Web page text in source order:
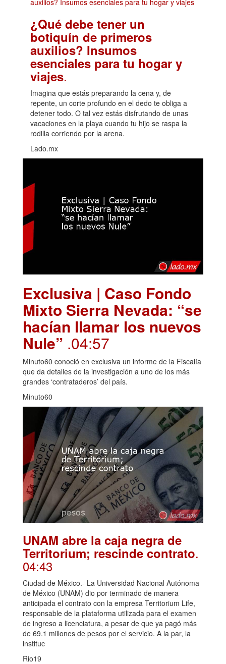
¿Qué debe tener un
botiquín de primeros
auxilios? Insumos
esenciales para tu hogar y
viajes.
Imagina que estás preparando la cena y, de
repente, un corte profundo en el dedo te obliga a
detener todo. O tal vez estás disfrutando de unas
vacaciones en la playa cuando tu hijo se raspa la
rodilla corriendo por la arena.
Lado.mx
Exclusiva | Caso Fondo
Mixto Sierra Nevada: “se
hacían llamar los nuevos
Nule” .04:57
Minuto60 conoció en exclusiva un informe de la Fiscalía
que da detalles de la investigación a uno de los más
grandes ‘contrataderos’ del país.
Minuto60
UNAM abre la caja negra de
Territorium; rescinde contrato.
04:43
Ciudad de México.- La Universidad Nacional Autónoma
de México (UNAM) dio por terminado de manera
anticipada el contrato con la empresa Territorium Life,
responsable de la plataforma utilizada para el examen
de ingreso a licenciatura, a pesar de que ya pagó más
de 69.1 millones de pesos por el servicio. A la par, la
instituc
Rio19